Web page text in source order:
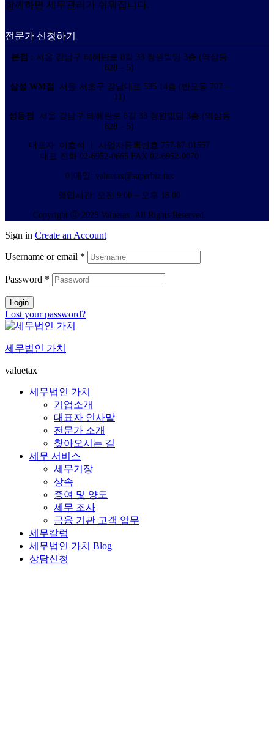
함께하면 세무관리가 쉬워집니다.
전문가 신청하기
본점 : 서울 강남구 테헤란로 8길 33 청원빌딩 3층 (역삼동
828 – 5)
삼성 WM점 : 서울 서초구 강남대로 535 14층 (반포동 707 –
11)
성동점 : 서울 강남구 테헤란로 8길 33 청원빌딩 3층 (역삼동
828 – 5)
대표자: 이호석 ㅣ 사업자등록번호 757-87-01557
대표 전화 02-6952-0665 FAX 02-6952-0070
이메일: valuetax@superbiz.tax
영업시간: 오전 9:00 – 오후 18:00
Copyright ⓒ 2025 Valuetax. All Rights Reserved.
Sign in Create an Account
Username or email *
Password *
Login
Lost your password?
세무법인 가치
valuetax
세무법인 가치
기업소개
대표자 인사말
전문가 소개
찾아오시는 길
세무 서비스
세무기장
상속
증여 및 양도
세무 조사
금융 기관 고객 업무
세무칼럼
세무법인 가치 Blog
상담신청